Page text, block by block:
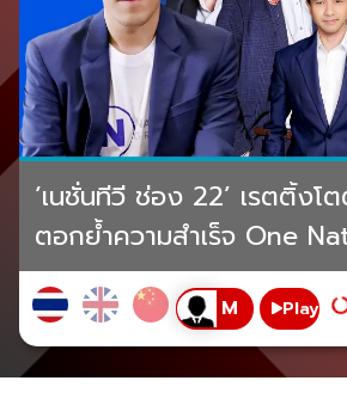
‘เนชั่นทีวี ช่อง 22’ เรตติ้งโ
ตอกย้ำความสำเร็จ One
Play